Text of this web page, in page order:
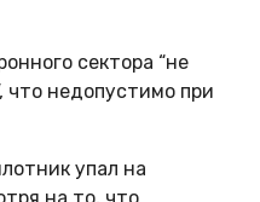
сектора “не
что недопустимо при
упал на